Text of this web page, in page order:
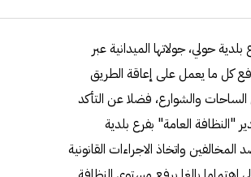
حولي، جولاتها الميدانية عبر
كل ما يعمل على إعاقة الطريق
والشوارع، فضلا عن التأكد
"النظافة العامة" بفرع بلدية
واتخاذ الاجراءات القانونية